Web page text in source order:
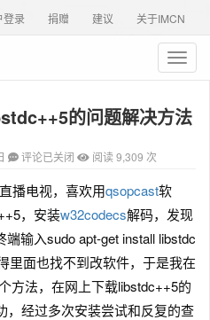
关于IMCN
建议
捐赠
登录
T
o
g
l
i
g
a
t
i
o
的问题解决方法
评论已关闭 阅读 9,309 次
播电视，喜欢用qsopcast软
，安装w32codecs解码，发现
输入sudo apt-get install libstdc
里面也找不到改软件，于是我在
方法，在网上下载libstdc++5的
，经过多次安装尝试和反复的查